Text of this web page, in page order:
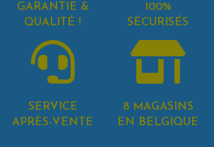
GARANTIE &
QUALITÉ !
100%
SÉCURISÉS
SERVICE
APRÈS-VENTE
8 MAGASINS
EN BELGIQUE